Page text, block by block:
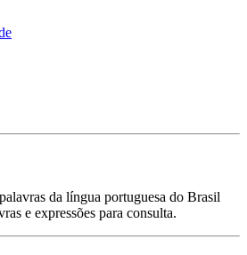
da língua portuguesa do Brasil
e expressões para consulta.